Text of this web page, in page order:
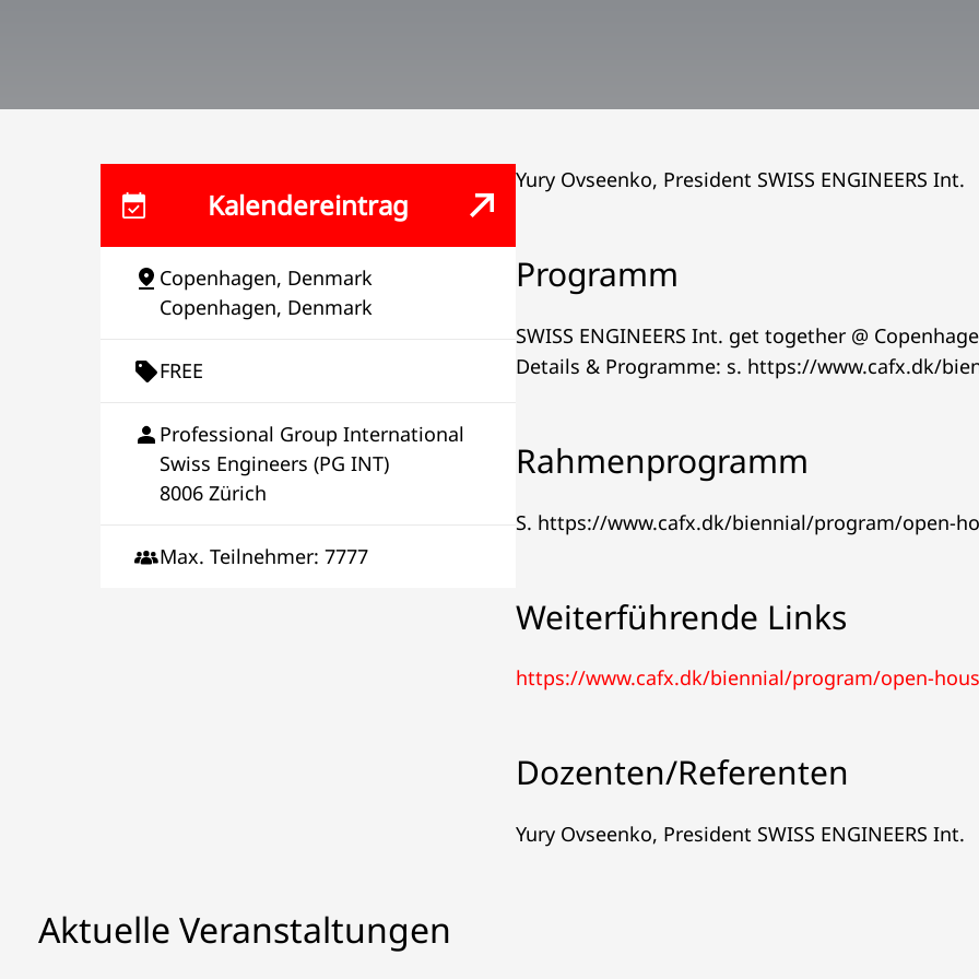
Kalendereintrag
Copenhagen, Denmark
Copenhagen, Denmark
FREE
Professional Group International
Swiss Engineers (PG INT)
8006 Zürich
Max. Teilnehmer: 7777
Yury Ovseenko, President SWISS ENGINEERS Int.
Programm
SWISS ENGINEERS Int. get together @
Details & Programme: s. https://www.cafx.dk/
Rahmenprogramm
S. https://www.cafx.dk/biennial/program/open-
Weiterführende Links
https://www.cafx.dk/biennial/program/open-
Dozenten/Referenten
Yury Ovseenko, President SWISS ENGINEERS Int.
Aktuelle Veranstaltungen